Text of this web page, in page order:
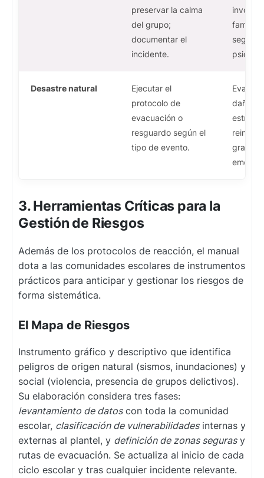
preservar la calma
del grupo;
documentar el
incidente.
familias;
Desastre natural
Ejecutar el
protocolo de
evacuación o
resguardo según el
tipo de evento.
daños
3. Herramientas Críticas para la
Gestión de Riesgos
Además de los protocolos de reacción, el manual
dota a las comunidades escolares de instrumentos
prácticos para anticipar y gestionar los riesgos de
forma sistemática.
El Mapa de Riesgos
Instrumento gráfico y descriptivo que identifica
peligros de origen natural (sismos, inundaciones) y
social (violencia, presencia de grupos delictivos).
Su elaboración considera tres fases:
levantamiento de datoscon toda la comunidad
escolar, clasificación de vulnerabilidadesinternas y
externas al plantel, y definición de zonas segurasy
rutas de evacuación. Se actualiza al inicio de cada
ciclo escolar y tras cualquier incidente relevante.